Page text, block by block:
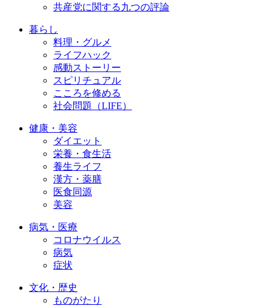
共産党に関する九つの評論
暮らし
料理・グルメ
ライフハック
感動ストーリー
スピリチュアル
こころを修める
社会問題（LIFE）
健康・美容
ダイエット
栄養・食生活
養生ライフ
漢方・薬膳
医食同源
美容
病気・医療
コロナウイルス
病気
症状
文化・歴史
ものがたり